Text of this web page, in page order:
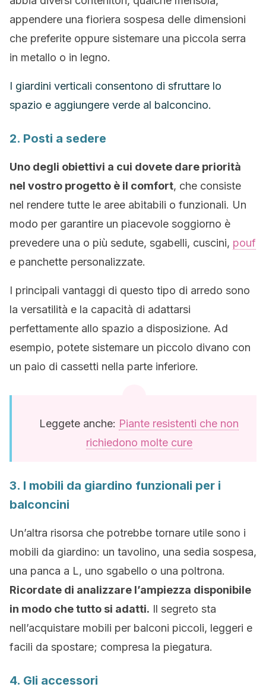
appendere una fioriera sospesa delle dimensioni
che preferite oppure sistemare una piccola serra
in metallo o in legno.
I giardini verticali consentono di sfruttare lo
spazio e aggiungere verde al balconcino.
2. Posti a sedere
Uno degli obiettivi a cui dovete dare priorità
nel vostro progetto è il comfort, che consiste
nel rendere tutte le aree abitabili o funzionali. Un
modo per garantire un piacevole soggiorno è
prevedere una o più sedute, sgabelli, cuscini, pouf
e panchette personalizzate.
I principali vantaggi di questo tipo di arredo sono
la versatilità e la capacità di adattarsi
perfettamente allo spazio a disposizione. Ad
esempio, potete sistemare un piccolo divano con
un paio di cassetti nella parte inferiore.
Leggete anche: Piante resistenti che non
richiedono molte cure
3. I mobili da giardino funzionali per i
balconcini
Un’altra risorsa che potrebbe tornare utile sono i
mobili da giardino: un tavolino, una sedia sospesa,
una panca a L, uno sgabello o una poltrona.
Ricordate di analizzare l’ampiezza disponibile
in modo che tutto si adatti. Il segreto sta
nell’acquistare mobili per balconi piccoli, leggeri e
facili da spostare; compresa la piegatura.
4. Gli accessori